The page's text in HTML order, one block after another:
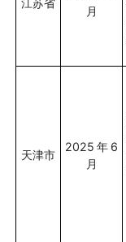
月
天津市
2025 年 6
月